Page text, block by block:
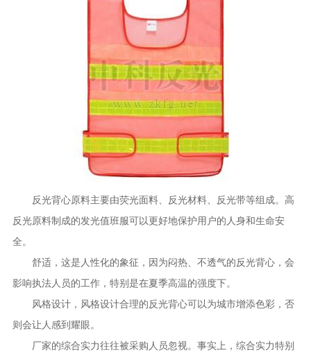
反光背心原料主要由荧光面料、反光材料、反光带等组成。高
反光原料制成的发光值班服可以更好地保护用户的人身和生命安
全。
舒适，这是人性化的象征，因为闷热、不透气的反光背心，会
影响执法人员的工作，特别是在夏季高温的强度下。
风格设计，风格设计合理的反光背心可以为城市增添色彩，否
则会让人感到耀眼。
厂家的综合实力往往被采购人员忽视。事实上，综合实力特别